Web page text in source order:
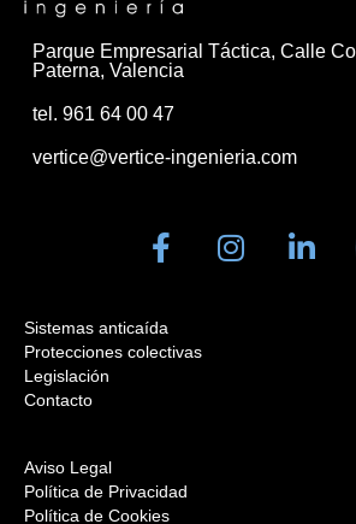
Parque Empresarial Táctica, Calle
Paterna, Valencia
tel. 961 64 00 47
vertice@vertice-ingenieria.com
Sistemas anticaída
Protecciones colectivas
Legislación
Contacto
Aviso Legal
Política de Privacidad
Política de Cookies